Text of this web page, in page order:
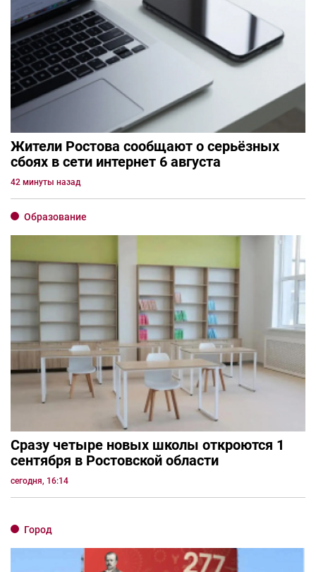
Жители Ростова сообщают о серьёзных
сбоях в сети интернет 6 августа
42 минуты назад
Образование
Сразу четыре новых школы откроются 1
сентября в Ростовской области
сегодня, 16:14
Город